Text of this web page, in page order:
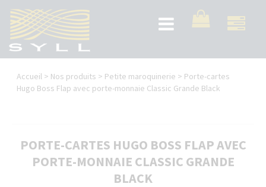
contenu
principal
Toggle
navigation
Vous
êtes
Accueil > Nos produits > Petite maroquinerie > Porte-cartes
Hugo Boss Flap avec porte-monnaie Classic Grande Black
PORTE-CARTES HUGO BOSS FLAP AVEC
PORTE-MONNAIE CLASSIC GRANDE
BLACK